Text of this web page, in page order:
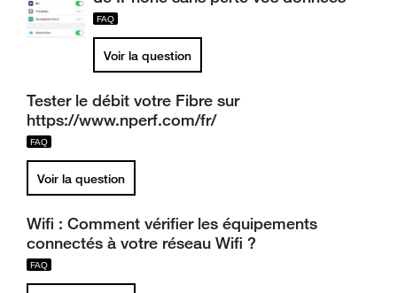
Voir la question
Tester le débit votre Fibre sur
https://www.nperf.com/fr/
Voir la question
Wifi : Comment vérifier les équipements
connectés à votre réseau Wifi ?